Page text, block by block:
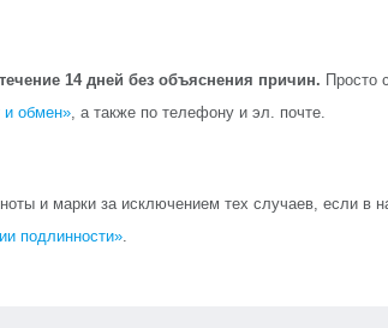
14 дней без объяснения причин. Просто
и обмен», а также по телефону и эл. почте.
и марки за исключением тех случаев, если в
подлинности».